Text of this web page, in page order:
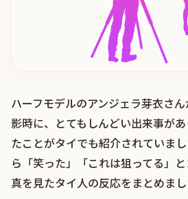
ハーフモデルのアンジェラ芽衣さ
影時に、とてもしんどい出来事が
たことがタイでも紹介されていま
ら「笑った」「これは狙ってる」
真を見たタイ人の反応をまとめまし